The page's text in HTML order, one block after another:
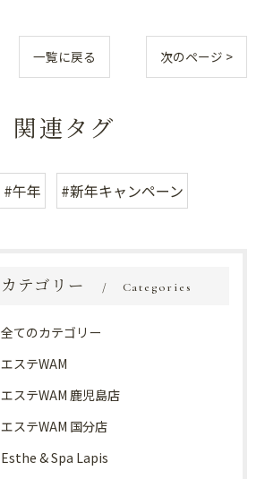
一覧に戻る 次のページ >
関連タグ
#午年 #新年キャンペーン
カテゴリー Categories
全てのカテゴリー
エステWAM
エステWAM 鹿児島店
エステWAM 国分店
Esthe & Spa Lapis